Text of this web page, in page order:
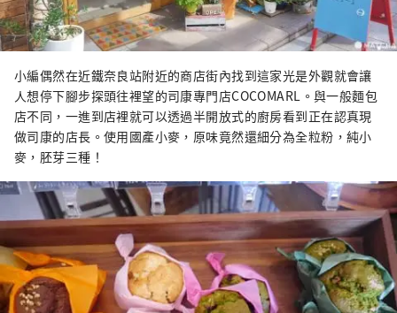
小編偶然在近鐵奈良站附近的商店街內找到這家光是外觀就會讓
人想停下腳步探頭往裡望的司康專門店COCOMARL。與一般麵包
店不同，一進到店裡就可以透過半開放式的廚房看到正在認真現
做司康的店長。使用國產小麥，原味竟然還細分為全粒粉，純小
麥，胚芽三種！